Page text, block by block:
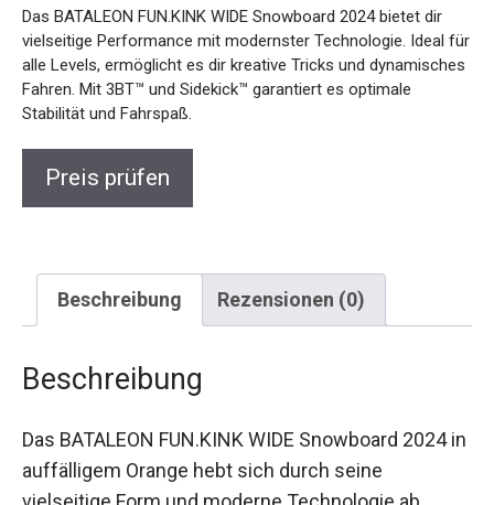
Das BATALEON FUN.KINK WIDE Snowboard 2024 bietet dir
vielseitige Performance mit modernster Technologie. Ideal
für alle Levels, ermöglicht es dir kreative Tricks und
dynamisches Fahren. Mit 3BT™ und Sidekick™ garantiert es
optimale Stabilität und Fahrspaß.
Preis prüfen
Beschreibung Rezensionen (0)
Beschreibung
Das BATALEON FUN.KINK WIDE Snowboard 2024
in auffälligem Orange hebt sich durch seine
vielseitige Form und moderne Technologie ab.